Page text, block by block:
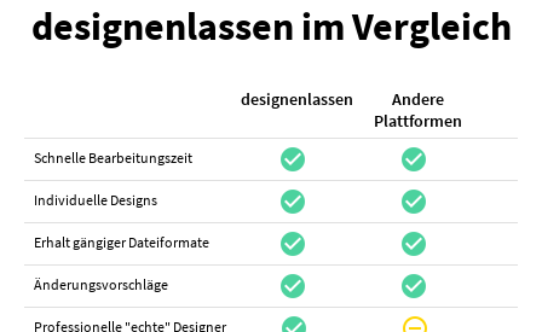
designenlassen im Vergleich
designenlassen
Andere
Plattformen
Schnelle Bearbeitungszeit check_circle check_circle
Individuelle Designs check_circle check_circle
Erhalt gängiger Dateiformate check_circle check_circle
Änderungsvorschläge check_circle check_circle
Professionelle "echte" Designer